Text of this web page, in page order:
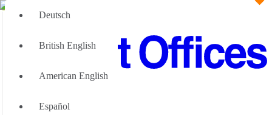
Wir können Ihnen helfen
Deutsch
British English
American English
Español